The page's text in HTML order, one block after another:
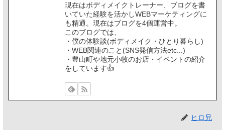
現在はボディメイクトレーナー、ブログを書
いていた経験を活かしWEBマーケティングに
も精通。現在はブログを4個運営中。
このブログでは、
・僕の体験談(ボディメイク・ひとり暮らし)
・WEB関連のこと(SNS発信方法etc...)
・豊山町や地元小牧のお店・イベントの紹介
をしています👍️
ヒロ兄